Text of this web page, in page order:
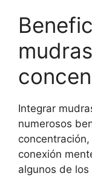
Integrar
numerosos
conexión
algunos de